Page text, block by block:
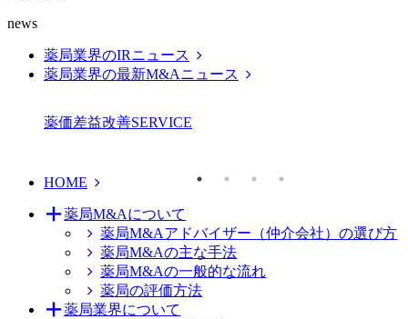
news
薬局業界のIRニュース
薬局業界の最新M&Aニュース
薬価差益改善SERVICE
HOME
薬局M&Aについて
薬局M&Aアドバイザー（仲介会社）の選び方
薬局M&Aの主な手法
薬局M&Aの一般的な流れ
薬局の評価方法
薬局業界について